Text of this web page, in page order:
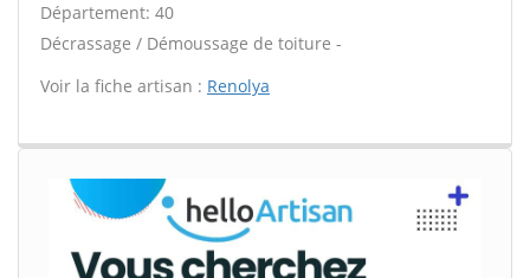
Département: 40
Décrassage / Démoussage de toiture -
Voir la fiche artisan : Renolya